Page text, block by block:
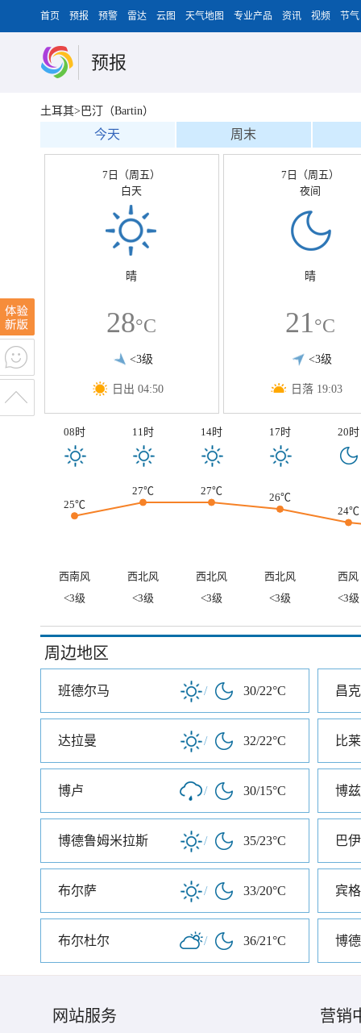
首页 预报 预警 雷达 云图 天气地图 专业产品 资讯 视频 节气
预报
土耳其>巴汀（Bartin）
今天 周末
7日（周五）
白天
晴
28°C
<3级
日出 04:50
7日（周五）
夜间
晴
21°C
<3级
日落 19:03
08时 11时 14时 17时 20时
25℃
27℃ 27℃
26℃
24℃
西南风 西北风 西北风 西北风
西风
<3级
<3级 <3级 <3级 <3级
周边地区
班德尔马 / 30/22°C 昌
达拉曼 / 32/22°C 比
博卢 / 30/15°C 博
博德鲁姆米拉斯 / 35/23°C 巴
布尔萨 / 33/20°C 宾
布尔杜尔 / 36/21°C 博
网站服务 营销